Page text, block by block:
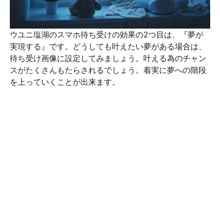
ウユニ塩湖のスマホ待ち受けの効果の2つ目は、『夢が
実現する』です。どうしても叶えたい夢がある場合は、
待ち受け画像に設定してみましょう。叶える為のチャン
スがたくさんもたらされるでしょう。着実に夢への階段
を上っていくことが出来ます。